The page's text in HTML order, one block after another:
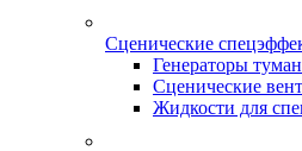
Сценические
Генераторы
Сценические
Жидкости для